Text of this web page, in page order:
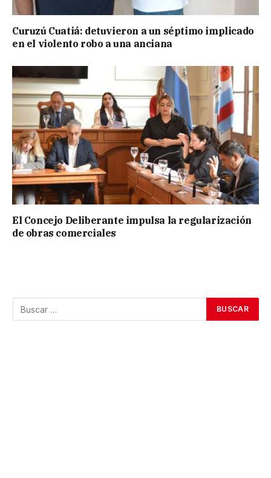
Curuzú Cuatiá: detuvieron a un séptimo implicado
en el violento robo a una anciana
El Concejo Deliberante impulsa la regularización
de obras comerciales